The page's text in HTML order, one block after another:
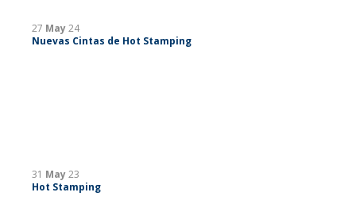
27 May24
Nuevas Cintas de Hot Stamping
31 May23
Hot Stamping